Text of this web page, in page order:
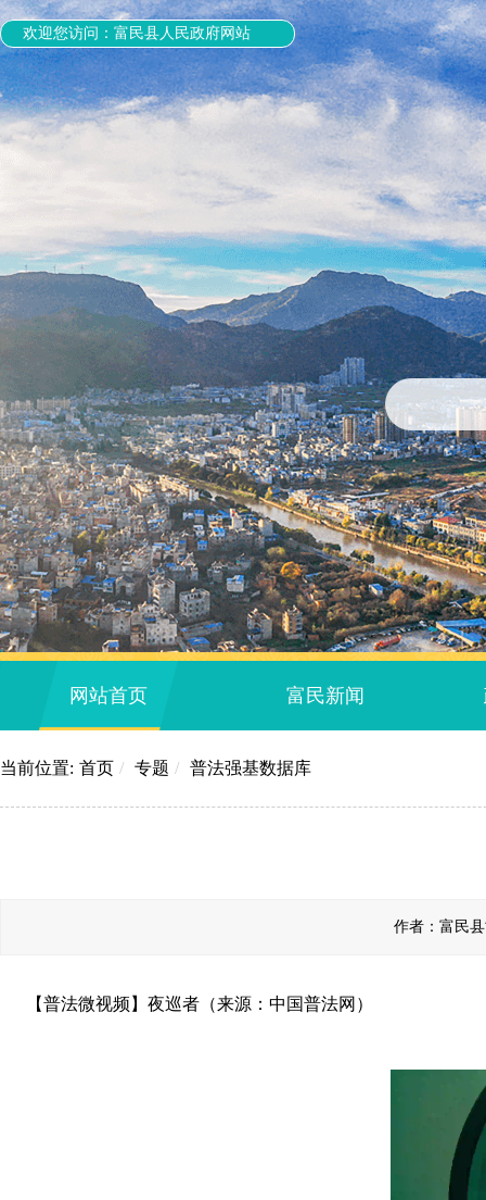
欢迎您访问：富民县人民政府网站
网站首页 富民新闻
当前位置: 首页 / 专题 / 普法强基数据库
作者：富民
【普法微视频】夜巡者（来源：中国普法网）